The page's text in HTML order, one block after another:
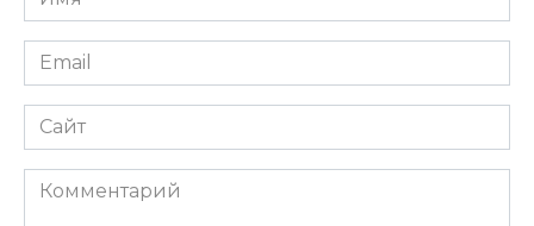
*
Email
*
Сайт
Комментарий